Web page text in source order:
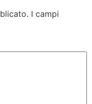
I campi